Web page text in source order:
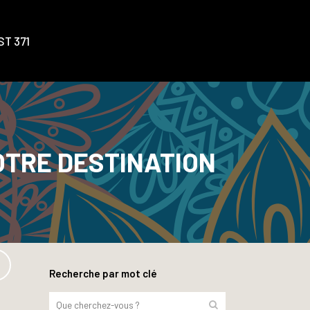
371
DESTINATION
Recherche par mot clé